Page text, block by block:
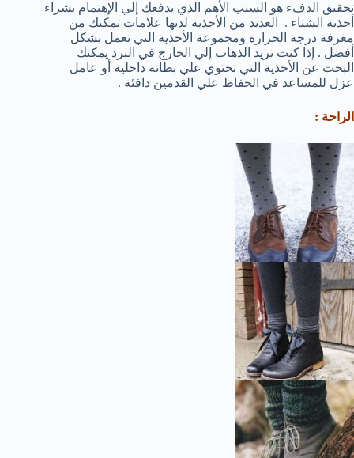
تحقيق الدفء هو السبب الأهم الذي يدفعك إلي الإهتمام بشراء
أحذية الشتاء . العديد من الأحذية لديها علامات تمكنك من
معرفة درجة الحرارة ومجموعة الأحذية التي تعمل بشكل
أفضل . إذا كنت تريد الذهاب إلي الخارج في البرد يمكنك
البحث عن الأحذية التي تحتوي علي بطانة داخلية أو عامل
عزل للمساعد في الحفاظ علي القدمين دافئة .
الراحة :